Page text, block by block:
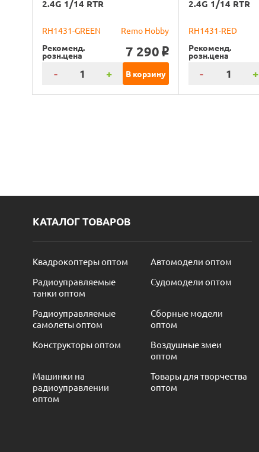
2.4G 1/14 RTR
RH1431-GREEN
Remo Hobby
Рекоменд.
розн.цена 7 290 o
- + В корзину
2.4G 1/14 RTR
RH1431-RED
Рекоменд.
розн.цена
- +
КАТАЛОГ ТОВАРОВ
Квадрокоптеры оптом
Автомодели оптом
Радиоуправляемые
танки оптом
Судомодели оптом
Радиоуправляемые
самолеты оптом
Сборные модели
оптом
Конструкторы оптом
Воздушные змеи
оптом
Машинки на
радиоуправлении
оптом
Товары для творчества
оптом